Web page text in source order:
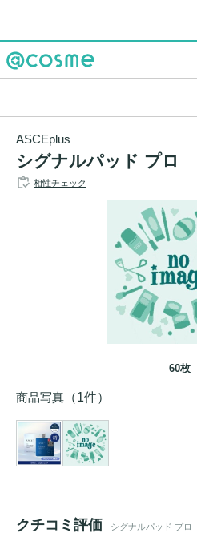
ASCEplus
シグナルパッド プロ
相性チェック
60枚
商品写真 （1件）
クチコミ評価 シグナルパッド プロ